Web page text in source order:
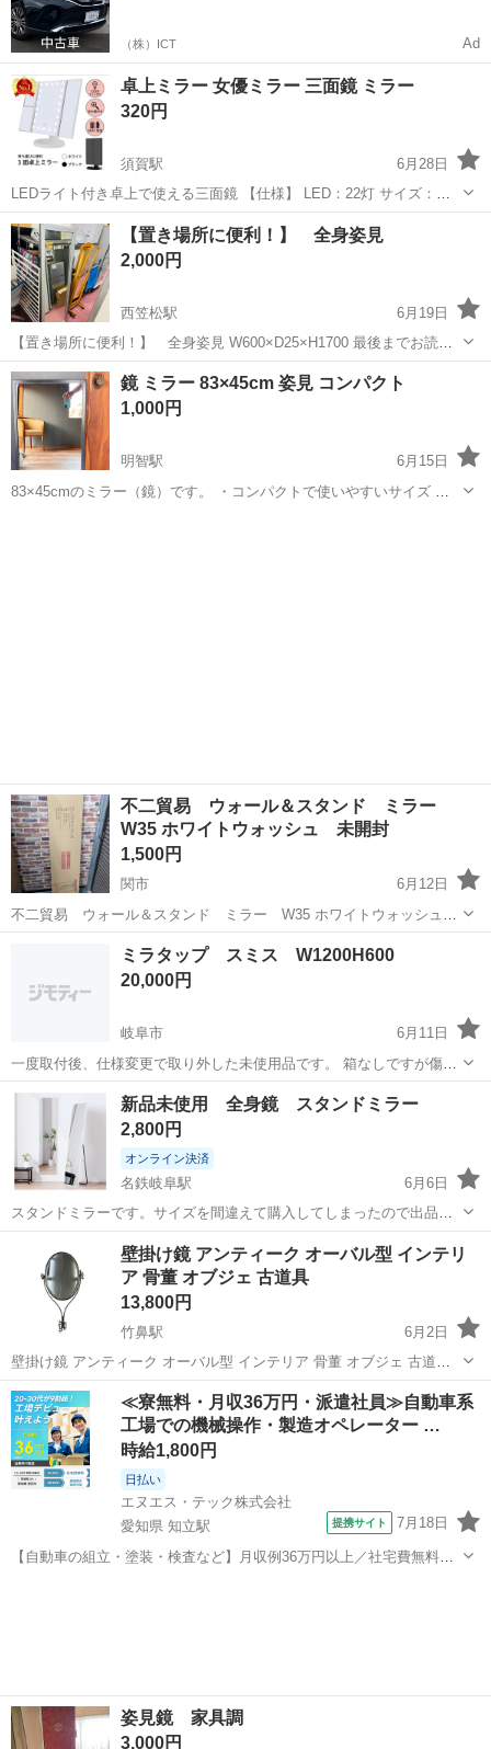
（株）ICT Ad
卓上ミラー 女優ミラー 三面鏡 ミラー
320円
須賀駅
6月28日
LEDライト付き卓上で使える三面鏡 【仕様】 LED：22灯 サイズ：
280×180×117mm 角度調整 180度 拡大鏡 2倍 3倍 タッチパネル式スイ
ッチ ボタン長押しでLEDの明るさの調整が可能 電池式（単3電池4...
岐阜 羽島市 須賀駅 ミラー/鏡
【置き場所に便利！】 全身姿見
2,000円
西笠松駅
6月19日
【置き場所に便利！】 全身姿見 W600×D25×H1700 最後までお読み
ください。 ※商品が売れてしまっているケースがございます。 必ずご
連絡頂き、ご来店くださいませ。 ✿店頭にて同時販売しております。
ご来店さ...
岐阜 岐阜市 西笠松駅 ミラー/鏡 姿見
鏡 ミラー 83×45cm 姿見 コンパクト
1,000円
明智駅
6月15日
83×45cmのミラー（鏡）です。 ・コンパクトで使いやすいサイズ ・
不二貿易 ウォール＆スタンド ミラー
W35 ホワイトウォッシュ 未開封
1,500円
関市
6月12日
不二貿易 ウォール＆スタンド ミラー W35 ホワイトウォッシュ
未開封 10時～18時引取り可能です。 よろしくお願いします。
ミラー/鏡
ミラタップ スミス W1200H600
20,000円
岐阜市
6月11日
一度取付後、仕様変更で取り外した未使用品です。 箱なしですが傷や
汚れはありません。 岐阜市内で引き取り希望です。
岐阜 岐阜市 ミラー/鏡 仕様変更
新品未使用 全身鏡 スタンドミラー
2,800円
オンライン決済
名鉄岐阜駅
6月6日
スタンドミラーです。サイズを間違えて購入してしまったので出品し
ます。開封していますが未使用です。 岐阜駅での現地渡し（現金支払
い）のみの対応です。 何かあればメッセージお願いします
岐阜市 名鉄岐阜駅 ミラー/鏡
壁掛け鏡 アンティーク オーバル型 インテリ
ア 骨董 オブジェ 古道具
13,800円
竹鼻駅
6月2日
壁掛け鏡 アンティーク オーバル型 インテリア 骨董 オブジェ 古道具
幅 52 × 高さ 102 cm 中古になります。 よろしくお願いいたします
岐阜 羽島市 竹鼻駅 ミラー/鏡 古道具
≪寮無料・月収36万円・派遣社員≫自動車系
工場での機械操作・製造オペレーター …
時給1,800円
日払い
エヌエス・テック株式会社
愛知県 知立駅
提携サイト 7月18日
【自動車の組立・塗装・検査など】月収例36万円以上／社宅費無料／
姿見鏡 家具調
3,000円